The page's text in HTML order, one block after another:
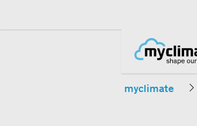
myclimate